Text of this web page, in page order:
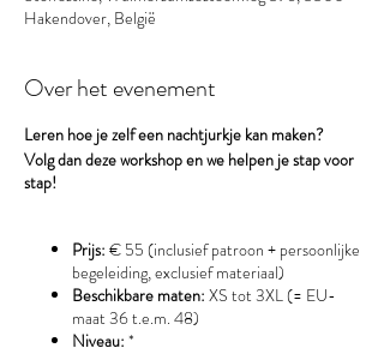
Hakendover, België
Over het evenement
Leren hoe je zelf een nachtjurkje kan maken?
Volg dan deze workshop en we helpen je stap voor
stap!
Prijs: € 55 (inclusief patroon + persoonlijke
begeleiding, exclusief materiaal)
Beschikbare maten: XS tot 3XL (= EU-
maat 36 t.e.m. 48)
Niveau: *